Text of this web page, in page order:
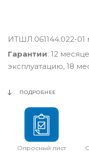
ИТШЛ.061144.022-01
Гарантии: 12
эксплуатацию, 18
ПОДРОБНЕЕ
Опросный лист